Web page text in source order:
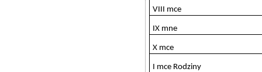
VIII mce
IX mne
X mce
I mce Rodziny